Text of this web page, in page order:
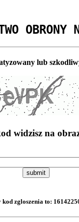
OBRONY
lub
widzisz na
submit
zgloszenia to: